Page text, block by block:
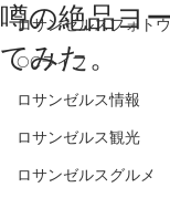
ロサンゼルスフォト
OCライフ
ロサンゼルス情報
ロサンゼルス観光
ロサンゼルスグルメ
噂の絶品ヨ
てみた。